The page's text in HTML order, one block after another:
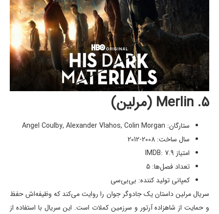
۵. Merlin (مرلین)
ستارگان: Angel Coulby, Alexander Vlahos, Colin Morgan
سال ساخت: 2008-2012
امتیاز IMDB: 7.9
تعداد فصل‌ها: 5
کمپانی تولید کننده: بی‌بی‌سی‌
سریال مرلین داستان یک جادوگر جوان را روایت می‌کند که وظیفه‌اش حفظ
و حمایت از شاهزاده آرتور و سرزمین کملات است. این سریال با استفاده از